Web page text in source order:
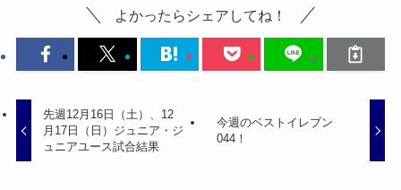
よかったらシェアしてね！
先週12月16日（土）、12
月17日（日）ジュニア・ジ
ュニアユース試合結果
今週のベストイレブン
044！